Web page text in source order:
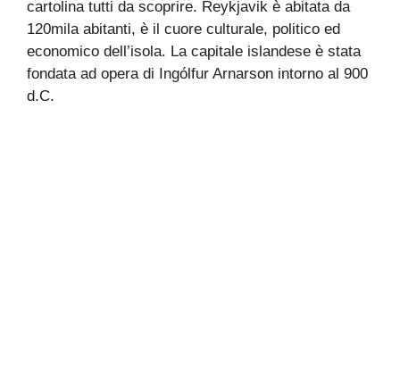
cartolina tutti da scoprire. Reykjavik è abitata da
120mila abitanti, è il cuore culturale, politico ed
economico dell’isola. La capitale islandese è stata
fondata ad opera di Ingólfur Arnarson intorno al 900
d.C.